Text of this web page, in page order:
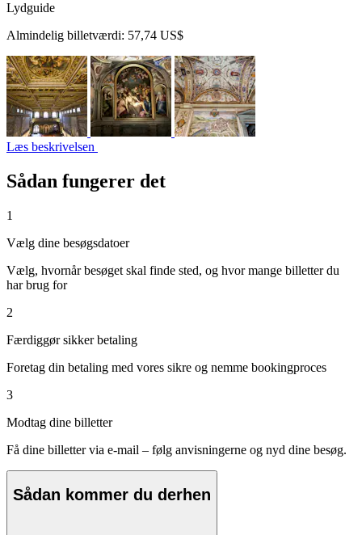
Lydguide
Almindelig billetværdi: 57,74 US$
Læs beskrivelsen
Sådan fungerer det
1
Vælg dine besøgsdatoer
Vælg, hvornår besøget skal finde sted, og hvor mange billetter du
har brug for
2
Færdiggør sikker betaling
Foretag din betaling med vores sikre og nemme bookingproces
3
Modtag dine billetter
Få dine billetter via e-mail – følg anvisningerne og nyd dine besøg.
Sådan kommer du derhen